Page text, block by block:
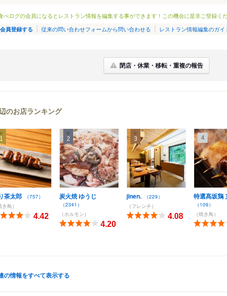
べログの会員になるとレストラン情報を編集する事ができます！この機会に是非ご登録く
会員登録する 従来の問い合わせフォームから問い合わせる レストラン情報編集のガイ
閉店・休業・移転・重複の報告
のお店ランキング
1
茶太郎
（757）
き鳥）
4.42
2
炭火焼 ゆうじ
（2341）
（ホルモン）
4.20
3
jinen.
（229）
（フレンチ）
4.08
4
特選髙坂鶏
（109）
（焼き鳥）
の情報をすべて表示する